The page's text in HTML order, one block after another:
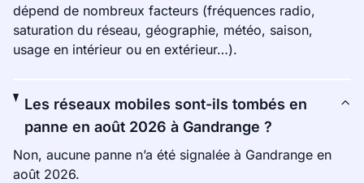
dépend de nombreux facteurs (fréquences radio,
saturation du réseau, géographie, météo, saison,
usage en intérieur ou en extérieur…).
Les réseaux mobiles sont-ils tombés en
panne en août 2026 à Gandrange ?
Non, aucune panne n’a été signalée à Gandrange en
août 2026.